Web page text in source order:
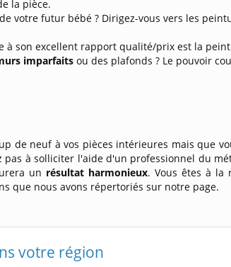
la pièce.
votre futur bébé ? Dirigez-vous vers les
à son excellent rapport qualité/prix est la
imparfaits ou des plafonds ? Le pouvoir
de neuf à vos pièces intérieures mais que
pas à solliciter l'aide d'un professionnel du
un résultat harmonieux. Vous êtes à la
que nous avons répertoriés sur notre page.
votre région